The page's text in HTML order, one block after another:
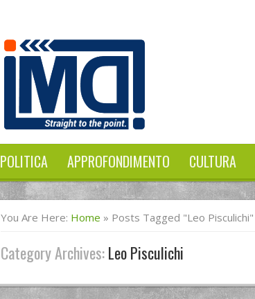
POLITICA APPROFONDIMENTO CULTURA
You Are Here: Home » Posts Tagged "Leo Pisculichi"
Category Archives:Leo Pisculichi